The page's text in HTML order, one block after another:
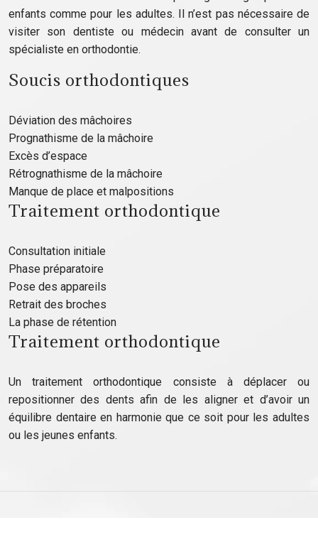
enfants comme pour les adultes. Il n’est pas nécessaire de
visiter son dentiste ou médecin avant de consulter un
spécialiste en orthodontie.
Soucis orthodontiques
Déviation des mâchoires
Prognathisme de la mâchoire
Excès d’espace
Rétrognathisme de la mâchoire
Manque de place et malpositions
Traitement orthodontique
Consultation initiale
Phase préparatoire
Pose des appareils
Retrait des broches
La phase de rétention
Traitement orthodontique
Un traitement orthodontique consiste à déplacer ou
repositionner des dents afin de les aligner et d’avoir un
équilibre dentaire en harmonie que ce soit pour les adultes
ou les jeunes enfants.